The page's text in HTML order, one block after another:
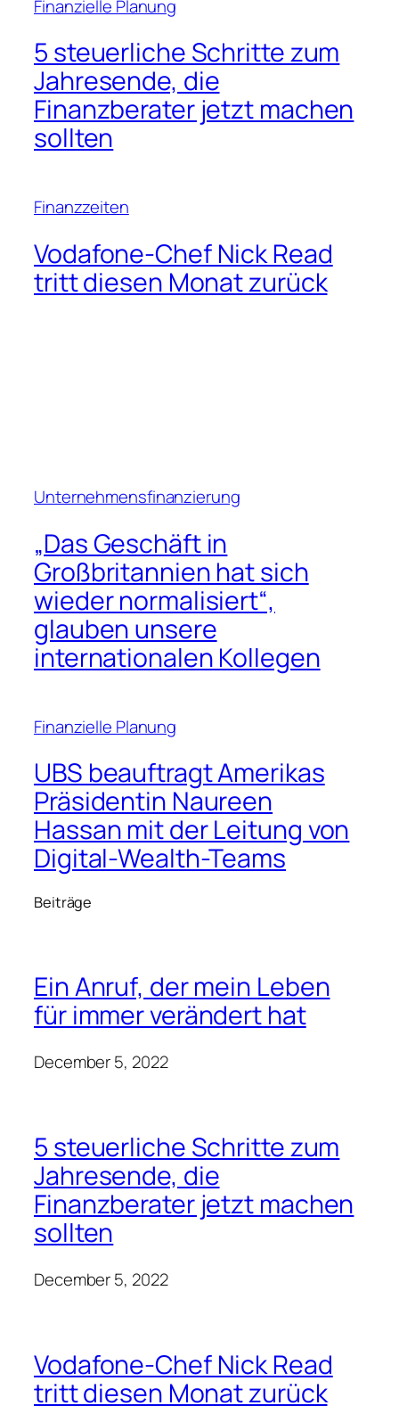
Vodafone-Chef Nick Read
tritt diesen Monat zurück
Unternehmensfinanzierung
Großbritannien hat sich
wieder normalisiert“,
glauben unsere
internationalen Kollegen
Digital-Wealth-Teams
Ein Anruf, der mein Leben
für immer verändert hat
5 steuerliche Schritte zum
Jahresende, die
Finanzberater jetzt machen
sollten
December 5, 2022
Vodafone-Chef Nick Read
tritt diesen Monat zurück
December 5, 2022
„Das Geschäft in
Großbritannien hat sich
wieder normalisiert“,
glauben unsere
UBS beauftragt Amerikas